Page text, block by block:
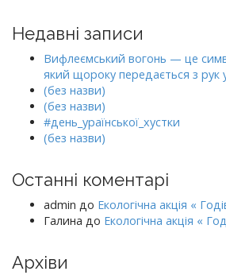
Недавні записи
Вифлеємський вогонь — це
який щороку передається з рук
(без назви)
(без назви)
#день_ураїнської_хустки
(без назви)
Останні коментарі
admin до Екологічна акція «
Галина до Екологічна акція «
Архіви